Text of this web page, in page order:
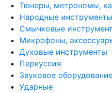
Тюнеры, метрономы,
Народные инструменты
Смычковые
Микрофоны,
Духовые инструменты
Перкуссия
Звуковое
Ударные